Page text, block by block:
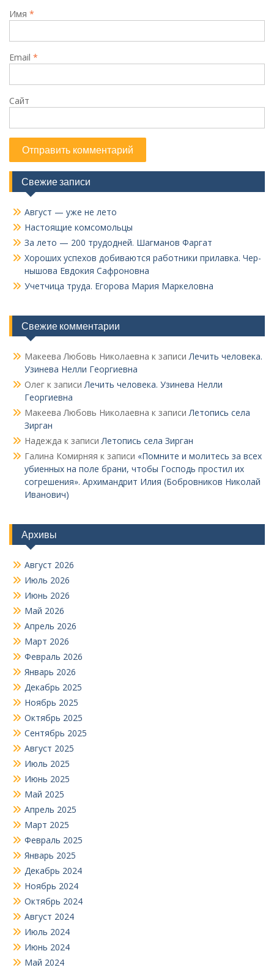
Имя *
Email *
Сайт
Свежие записи
Август — уже не лето
Настоящие комсомольцы
За лето — 200 трудодней. Шагманов Фаргат
Хороших успехов добиваются работники прилавка. Чер­
нышова Евдокия Сафроновна
Учетчица труда. Его­рова Мария Маркеловна
Свежие комментарии
Макеева Любовь Николаевна к записиЛечить человека.
Узинева Нелли Георгиевна
Олег к записиЛечить человека. Узинева Нелли
Георгиевна
Макеева Любовь Николаевна к записиЛетопись села
Зирган
Надежда к записиЛетопись села Зирган
Галина Комирняя к записи «Помните и молитесь за всех
убиенных на поле брани, чтобы Господь простил их
согрешения». Архимандрит Илия (Бобровников Николай
Иванович)
Архивы
Август 2026
Июль 2026
Июнь 2026
Май 2026
Апрель 2026
Март 2026
Февраль 2026
Январь 2026
Декабрь 2025
Ноябрь 2025
Октябрь 2025
Сентябрь 2025
Август 2025
Июль 2025
Июнь 2025
Май 2025
Апрель 2025
Март 2025
Февраль 2025
Январь 2025
Декабрь 2024
Ноябрь 2024
Октябрь 2024
Август 2024
Июль 2024
Июнь 2024
Май 2024